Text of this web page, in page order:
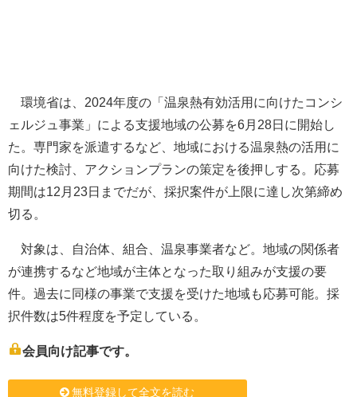
環境省は、2024年度の「温泉熱有効活用に向けたコンシ
ェルジュ事業」による支援地域の公募を6月28日に開始し
た。専門家を派遣するなど、地域における温泉熱の活用に
向けた検討、アクションプランの策定を後押しする。応募
期間は12月23日までだが、採択案件が上限に達し次第締め
切る。
対象は、自治体、組合、温泉事業者など。地域の関係者
が連携するなど地域が主体となった取り組みが支援の要
件。過去に同様の事業で支援を受けた地域も応募可能。採
択件数は5件程度を予定している。
会員向け記事です。
無料登録して全文を読む